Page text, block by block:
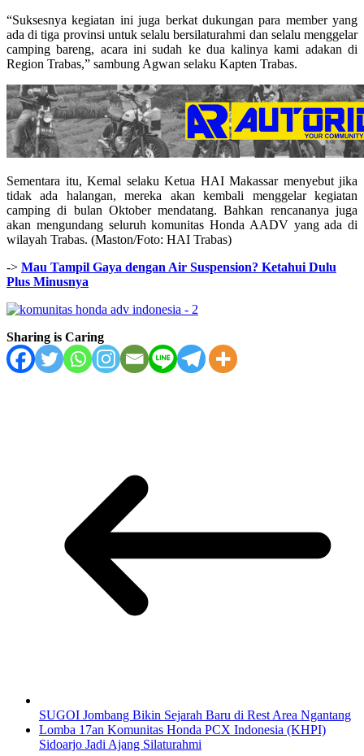
“Suksesnya kegiatan ini juga berkat dukungan para member yang
ada di tiga provinsi untuk selalu bersilaturahmi dan selalu menggelar
camping bareng, acara ini sudah ke dua kalinya kami adakan di
Region Trabas,” sambung Agwan selaku Kapten Trabas.
Sementara itu, Kemal selaku Ketua HAI Makassar menyebut jika
tidak ada halangan, mereka akan kembali menggelar kegiatan
camping di bulan Oktober mendatang. Bahkan rencananya juga
akan mengundang seluruh komunitas Honda AADV yang ada di
wilayah Trabas. (Maston/Foto: HAI Trabas)
-> Mau Tampil Gaya dengan Air Suspension? Ketahui Dulu
Plus Minusnya
Sharing is Caring
SUGOI Jombang Bikin Sejarah Baru di Rest Area Ngantang
Lomba 17an Komunitas Honda PCX Indonesia (KHPI)
Sidoarjo Jadi Ajang Silaturahmi